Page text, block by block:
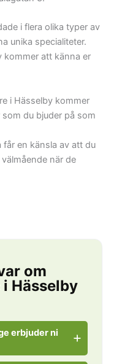
i flera olika typer av
unika specialiteter.
kommer att känna er
i Hässelby kommer
du bjuder på som
en känsla av att du
när de
om
Hässelby
erbjuder ni